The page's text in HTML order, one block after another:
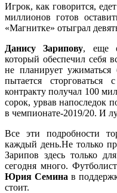
Игрок, как говорится,
миллионов готов
«Магнитке» отыграл
Данису Зарипову, еще
который обеспечил себя
не планирует
пытается
контракту получал 100
сорок, урвав напоследок
в чемпионате-2019/20. И
Все эти подробности
каждый день.Не только
Зарипов здесь только
сегодня много.
Юрия Семина в
стоит.